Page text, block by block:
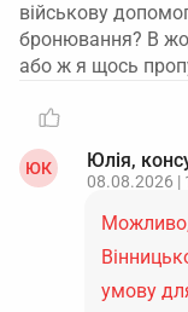
військову
бронювання? В
або ж я щось
ЮК Юлія,
08.08.2026 |
умову